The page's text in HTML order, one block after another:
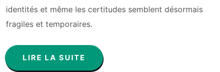
identités et même les certitudes semblent désormais
fragiles et temporaires.
LIRE LA SUITE